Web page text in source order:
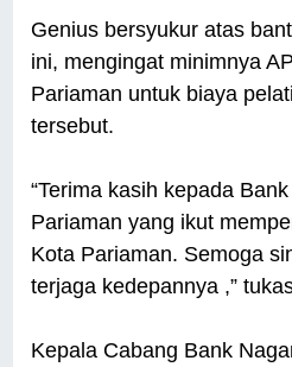
Genius bersyukur atas
ini, mengingat minimnya
Pariaman untuk biaya
tersebut.
“Terima kasih kepada
Pariaman yang ikut
Kota Pariaman. Semoga
terjaga kedepannya ,”
Kepala Cabang Bank